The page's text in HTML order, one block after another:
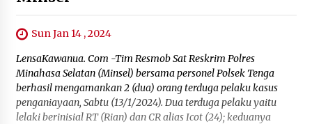
Sun Jan 14 , 2024
LensaKawanua. Com -Tim Resmob Sat Reskrim Polres
Minahasa Selatan (Minsel) bersama personel Polsek Tenga
berhasil mengamankan 2 (dua) orang terduga pelaku kasus
penganiayaan, Sabtu (13/1/2024). Dua terduga pelaku yaitu
lelaki berinisial RT (Rian) dan CR alias Icot (24); keduanya